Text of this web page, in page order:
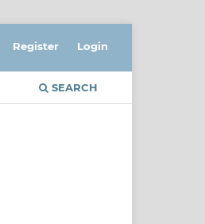
SEARCH
Register Login